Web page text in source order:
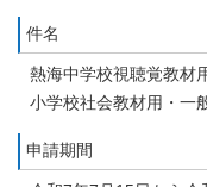
件名
熱海中学校視聴覚教材
小学校社会教材用・一
申請期間